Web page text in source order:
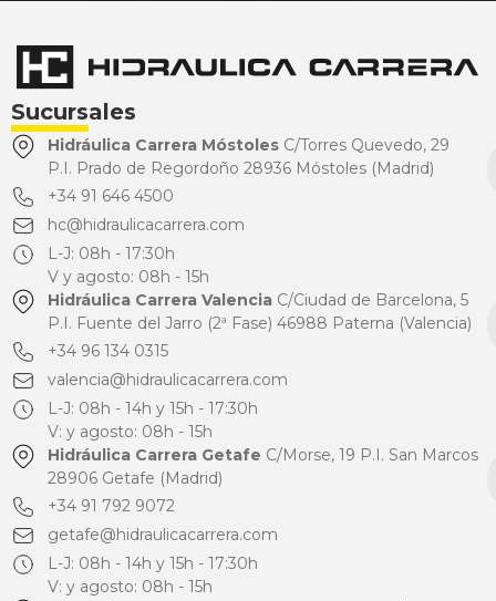
Sucursales
Hidráulica Carrera MóstolesC/Torres Quevedo, 29
P.I. Prado de Regordoño 28936 Móstoles (Madrid)
+34 91 646 4500
hc@hidraulicacarrera.com
L-J: 08h - 17:30h
V y agosto: 08h - 15h
Hidráulica Carrera ValenciaC/Ciudad de Barcelona, 5
P.I. Fuente del Jarro (2ª Fase) 46988 Paterna (Valencia)
+34 96 134 0315
valencia@hidraulicacarrera.com
L-J: 08h - 14h y 15h - 17:30h
V: y agosto: 08h - 15h
Hidráulica Carrera Getafe C/Morse, 19 P.I. San Marcos
28906 Getafe (Madrid)
+34 91 792 9072
getafe@hidraulicacarrera.com
L-J: 08h - 14h y 15h - 17:30h
V: y agosto: 08h - 15h